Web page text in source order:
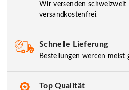
Wir versenden schweizweit
versandkostenfrei.
Schnelle Lieferung
Bestellungen werden meist
Top Qualität